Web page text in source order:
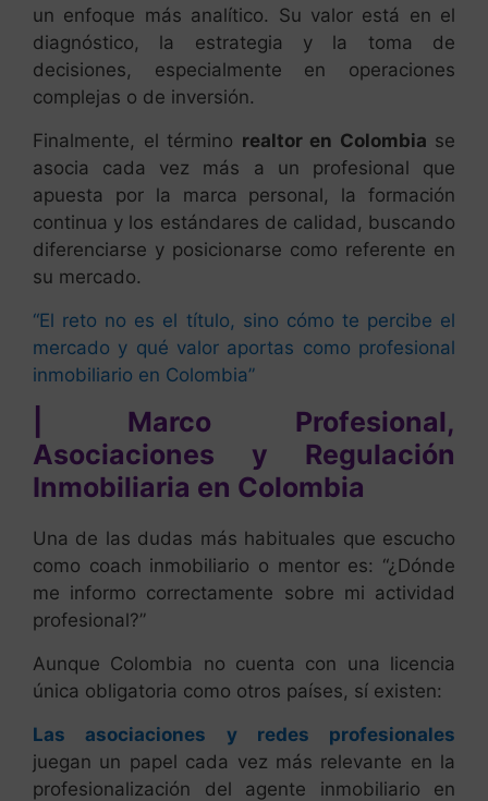
un enfoque más analítico. Su valor está en el
diagnóstico, la estrategia y la toma de
decisiones, especialmente en operaciones
complejas o de inversión.
Finalmente, el término realtor en Colombia se
asocia cada vez más a un profesional que
apuesta por la marca personal, la formación
continua y los estándares de calidad, buscando
diferenciarse y posicionarse como referente en
su mercado.
“El reto no es el título, sino cómo te percibe el
mercado y qué valor aportas como profesional
inmobiliario en Colombia”
| Marco Profesional,
Asociaciones y Regulación
Inmobiliaria en Colombia
Una de las dudas más habituales que escucho
como coach inmobiliario o mentor es: “¿Dónde
me informo correctamente sobre mi actividad
profesional?”
Aunque Colombia no cuenta con una licencia
única obligatoria como otros países, sí existen:
Las asociaciones y redes profesionales
juegan un papel cada vez más relevante en la
profesionalización del agente inmobiliario en